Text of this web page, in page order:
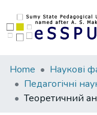
Communities
&
Collections
Home